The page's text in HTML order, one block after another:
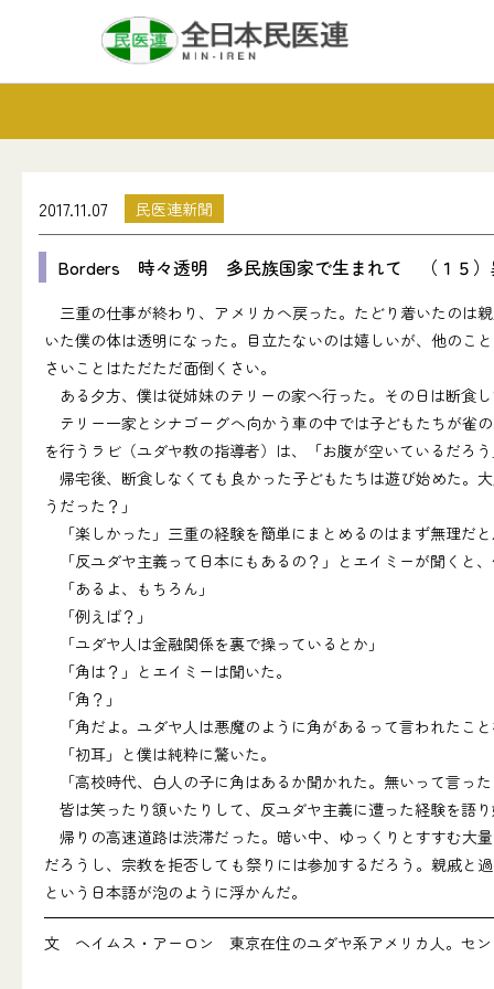
2017.11.07 民医連新聞
Borders 時々透明 多民族国家で生まれて （１５）
三重の仕事が終わり、アメリカへ戻った。たどり着いたのは
いた僕の体は透明になった。目立たないのは嬉しいが、他のこ
さいことはただただ面倒くさい。
ある夕方、僕は従姉妹のテリーの家へ行った。その日は断食
テリー一家とシナゴーグへ向かう車の中では子どもたちが雀
を行うラビ（ユダヤ教の指導者）は、「お腹が空いているだろ
帰宅後、断食しなくても良かった子どもたちは遊び始めた。
うだった？」
「楽しかった」三重の経験を簡単にまとめるのはまず無理だと
「反ユダヤ主義って日本にもあるの？」とエイミーが聞くと
「あるよ、もちろん」
「例えば？」
「ユダヤ人は金融関係を裏で操っているとか」
「角は？」とエイミーは聞いた。
「角？」
「角だよ。ユダヤ人は悪魔のように角があるって言われたこと
「初耳」と僕は純粋に驚いた。
「高校時代、白人の子に角はあるか聞かれた。無いって言った
皆は笑ったり頷いたりして、反ユダヤ主義に遭った経験を語り
帰りの高速道路は渋滞だった。暗い中、ゆっくりとすすむ大
だろうし、宗教を拒否しても祭りには参加するだろう。親戚と
という日本語が泡のように浮かんだ。
文 ヘイムス・アーロン 東京在住のユダヤ系アメリカ人。セン